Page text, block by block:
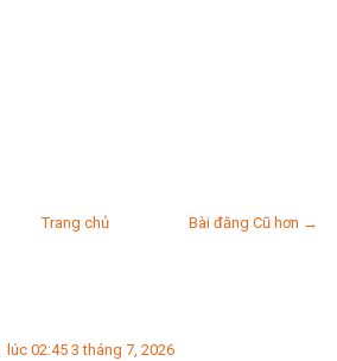
Bài đăng Cũ hơn →
Trang chủ
lúc 02:45 3 tháng 7, 2026